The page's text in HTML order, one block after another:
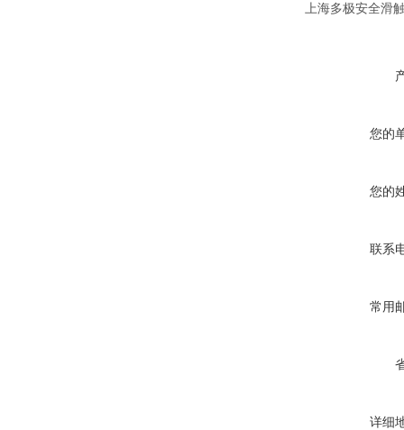
上海多极安全滑
您的
您的
联系
常用
详细